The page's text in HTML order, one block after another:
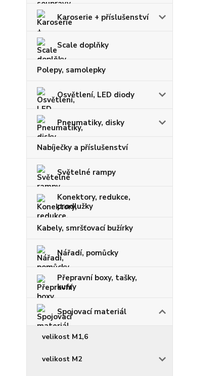
Karoserie + příslušenství
Scale doplňky
Polepy, samolepky
Osvětlení, LED diody
Pneumatiky, disky
Nabíječky a příslušenství
Světelné rampy
Konektory, redukce,
prodlužky
Kabely, smršťovací bužírky
Nářadí, pomůcky
Přepravní boxy, tašky,
kufry
Spojovací materiál
velikost M1,6
velikost M2